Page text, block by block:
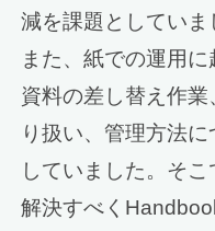
減を課題としていま
また、紙での運用
資料の差し替え作
り扱い、管理方法
していました。そ
解決すべく